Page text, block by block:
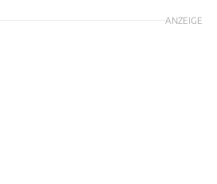
ANZEIGE